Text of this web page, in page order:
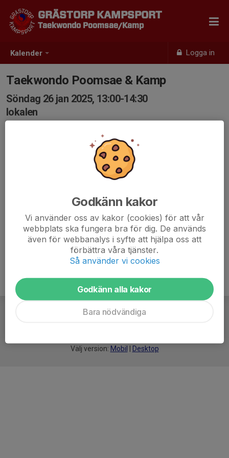
Kalender Logga in
GRÄSTORP KAMPSPORT
Taekwondo Poomsae/Kamp
Taekwondo Poomsae & Kamp
Söndag 26 jan 2025, 13:00-14:30
lokalen
Välj version: Mobil Desktop
Godkänn kakor
Vi använder oss av kakor (cookies) för att vår
webbplats ska fungera bra för dig. De används
även för webbanalys i syfte att hjälpa oss att
förbättra våra tjänster.
Så använder vi cookies
Godkänn alla kakor
Bara nödvändiga